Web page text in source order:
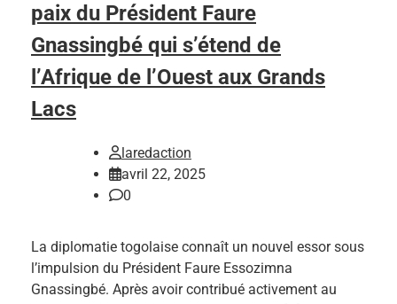
paix du Président Faure
Gnassingbé qui s’étend de
l’Afrique de l’Ouest aux Grands
Lacs
laredaction
avril 22, 2025
0
La diplomatie togolaise connaît un nouvel essor sous
l’impulsion du Président Faure Essozimna
Gnassingbé. Après avoir contribué activement au